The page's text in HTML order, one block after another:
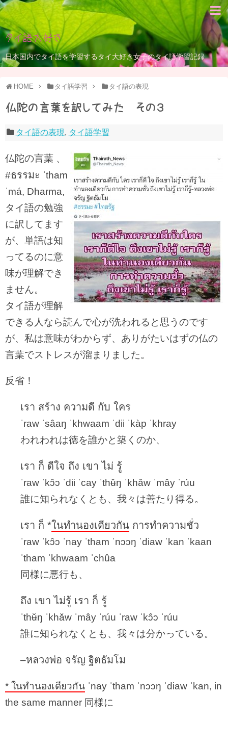
タイ語大好き
日本国内でタイ語を学習するタイ大好き女子のタイ語学習記録
HOME タイ語学習 タイ語の表現
仏陀の言葉を訳してみた その３
タイ語の表現, タイ語学習
仏陀の言葉 、
#ธรรมะ ˈtham
ˈmá, Dharma,
タイ語の勉強
に訳してます
が、単語は知
ってるのに意
味が理解でき
ません。
タイ語が理解
できる人なら読んで心が洗われると思うのです
が、私は意味がわからず、ありがたいはずの仏の
言葉でストレスが溜まりました。
反省！
เรา สร้าง ความดี กับ ใคร
ˈraw ˈsâaŋ ˈkhwaam ˈdii ˈkàp ˈkhray
われわれは徳を誰かと築くのか、
เรา ก็ ดีใจ ถึง เขา ไม่ รู้
ˈraw ˈkɔ̂ɔ ˈdii ˈcay ˈthʉ̌ŋ ˈkhǎw ˈmây ˈrúu
誰に知られなくとも、我々は善たり得る。
เรา ก็ *ในทำนองเดียวกัน การทำความชั่ว
ˈraw ˈkɔ̂ɔ ˈnay ˈtham ˈnɔɔŋ ˈdiaw ˈkan ˈkaan
ˈtham ˈkhwaam ˈchûa
同様に悪行も、
ถึง เขา ไม่รู้ เรา ก็ รู้
ˈthʉ̌ŋ ˈkhǎw ˈmây ˈrúu ˈraw ˈkɔ̂ɔ ˈrúu
誰に知られなくとも、我々は分かっている。
–หลวงพ่อ จรัญ ฐิตธัมโม
* ในทำนองเดียวกัน ˈnay ˈtham ˈnɔɔŋ ˈdiaw ˈkan, in
the same manner 同様に